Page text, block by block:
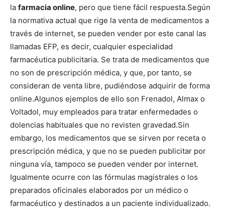
la farmacia online, pero que tiene fácil respuesta.Según
la normativa actual que rige la venta de medicamentos a
través de internet, se pueden vender por este canal las
llamadas EFP, es decir, cualquier especialidad
farmacéutica publicitaria. Se trata de medicamentos que
no son de prescripción médica, y que, por tanto, se
consideran de venta libre, pudiéndose adquirir de forma
online.Algunos ejemplos de ello son Frenadol, Almax o
Voltadol, muy empleados para tratar enfermedades o
dolencias habituales que no revisten gravedad.Sin
embargo, los medicamentos que se sirven por receta o
prescripción médica, y que no se pueden publicitar por
ninguna vía, tampoco se pueden vender por internet.
Igualmente ocurre con las fórmulas magistrales o los
preparados oficinales elaborados por un médico o
farmacéutico y destinados a un paciente individualizado.